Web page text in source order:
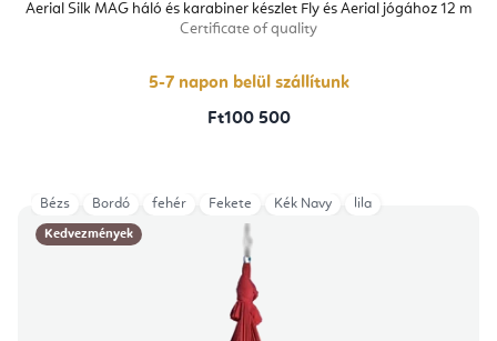
Aerial Silk MAG háló és karabiner készlet Fly és Aerial jógához 12 m
Certificate of quality
5-7 napon belül szállítunk
Ft100 500
Kedvezmények
Bézs Bordó fehér Fekete Kék Navy lila